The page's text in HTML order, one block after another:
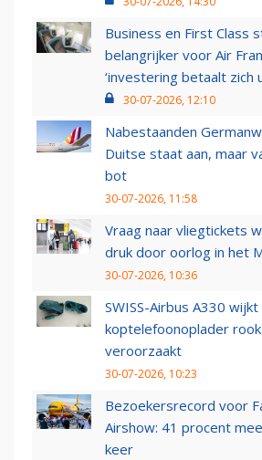
Business en First Class
belangrijker voor Air
‘investering betaalt zich
30-07-2026, 12:10
Nabestaanden
Duitse staat aan, maar
bot
30-07-2026, 11:58
Vraag naar vliegtickets
druk door oorlog in het
30-07-2026, 10:36
SWISS-Airbus A330
koptelefoonoplader rook
veroorzaakt
30-07-2026, 10:23
Bezoekersrecord voor
Airshow: 41 procent
keer